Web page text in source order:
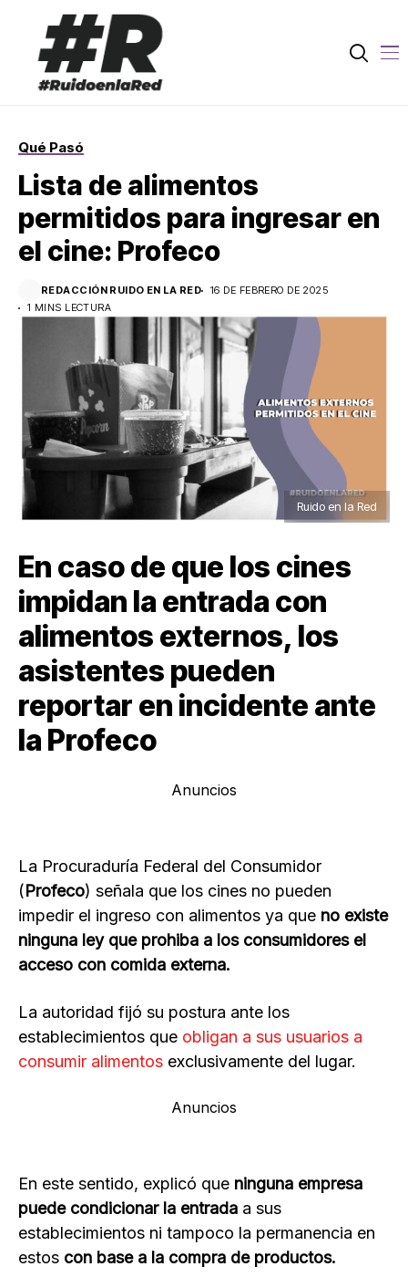
Qué Pasó
Lista de alimentos
permitidos para ingresar en
el cine: Profeco
REDACCIÓN RUIDO EN LA RED
16 DE FEBRERO DE 2025
1 MINS LECTURA
Ruido en la Red
En caso de que los cines
impidan la entrada con
alimentos externos, los
asistentes pueden
reportar en incidente ante
la Profeco
Anuncios
La Procuraduría Federal del Consumidor
(Profeco) señala que los cines no pueden
impedir el ingreso con alimentos ya que no existe
ninguna ley que prohiba a los consumidores el
acceso con comida externa.
La autoridad fijó su postura ante los
establecimientos que obligan a sus usuarios a
consumir alimentos exclusivamente del lugar.
Anuncios
En este sentido, explicó que ninguna empresa
puede condicionar la entrada a sus
establecimientos ni tampoco la permanencia en
estos con base a la compra de productos.